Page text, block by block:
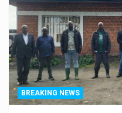
BREAKING NEWS